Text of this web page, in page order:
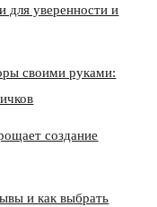
для уверенности и
своими руками:
создание
и как выбрать